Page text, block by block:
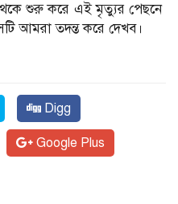
শুরু করে এই মৃত্যুর পেছনে
আমরা তদন্ত করে দেখব।
Digg
Google Plus